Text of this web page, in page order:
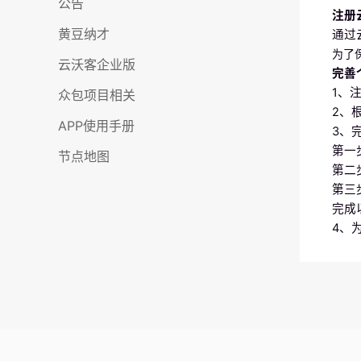
公告
黄豆纳才
云沃客企业版
众包项目相关
APP使用手册
节点地图
注册
通过
为了
完善
1、
2、
3、
第一
第二
第三
完成
4、